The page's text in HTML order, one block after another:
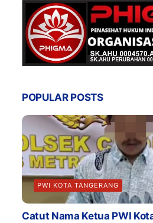
POPULAR POSTS
PWI KOTA TANGERANG
Catut Nama Ketua PWI